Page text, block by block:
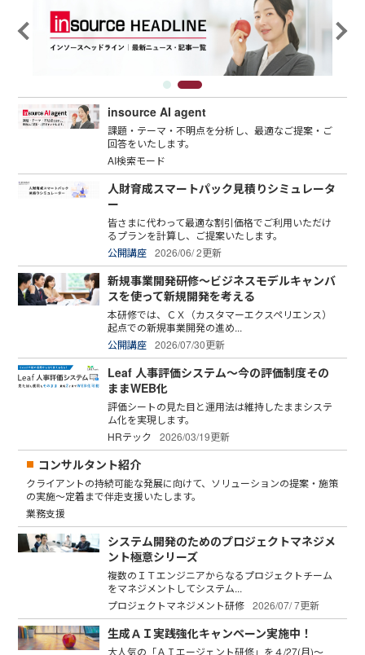
insource AI agent
課題・テーマ・不明点を分析し、最適なご提案・ご
回答をいたします。
AI検索モード
人財育成スマートパック見積りシミュレータ
ー
皆さまに代わって最適な割引価格でご利用いただけ
るプランを計算し、ご提案いたします。
公開講座 2026/06/ 2更新
新規事業開発研修～ビジネスモデルキャンバ
スを使って新規開発を考える
本研修では、ＣＸ（カスタマーエクスペリエンス）
起点での新規事業開発の進め...
公開講座 2026/07/30更新
Leaf 人事評価システム～今の評価制度その
ままWEB化
評価シートの見た目と運用法は維持したままシステ
ム化を実現します。
HRテック
2026/03/19更新
コンサルタント紹介
クライアントの持続可能な発展に向けて、ソリューションの提案・施策
の実施～定着まで伴走支援いたします。
業務支援
システム開発のためのプロジェクトマネジメ
ント極意シリーズ
複数のＩＴエンジニアからなるプロジェクトチーム
をマネジメントしてシステム...
プロジェクトマネジメント研修 2026/07/ 7更新
生成ＡＩ実践強化キャンペーン実施中！
大人気の「ＡＩエージェント研修」を４/27(月)～